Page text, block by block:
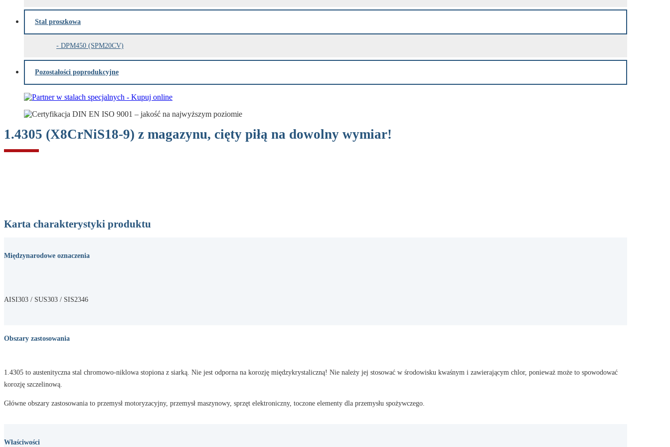
Stal proszkowa
DPM450 (SPM20CV)
Pozostałości poprodukcyjne
1.4305 (X8CrNiS18-9) z magazynu, cięty piłą na dowolny wymiar!
Karta charakterystyki produktu
Międzynarodowe oznaczenia
AISI303 / SUS303 / SIS2346
Obszary zastosowania
1.4305 to austenityczna stal chromowo-niklowa stopiona z siarką. Nie jest odporna na korozję międzykrystaliczną! Nie należy jej stosować w środowisku kwaśnym i zawierającym chlor, ponieważ może to spowodować
korozję szczelinową.
Główne obszary zastosowania to przemysł motoryzacyjny, przemysł maszynowy, sprzęt elektroniczny, toczone elementy dla przemysłu spożywczego.
Właściwości